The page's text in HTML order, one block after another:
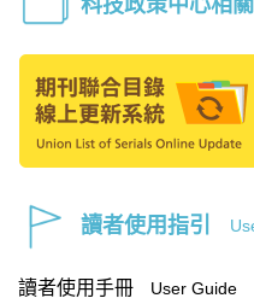
讀者使用指引
讀者使用手冊 User Guide